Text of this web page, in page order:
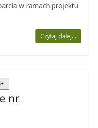
w ramach projektu
Czytaj dalej...
nr